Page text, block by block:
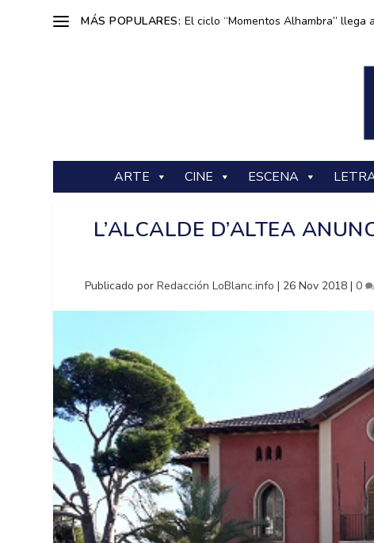
MÁS POPULARES: El ciclo “Momentos Alhambra” llega
ARTE CINE ESCENA
L’ALCALDE D’ALTEA
Publicado porRedacción LoBlanc.info | 26 Nov 2018 |0